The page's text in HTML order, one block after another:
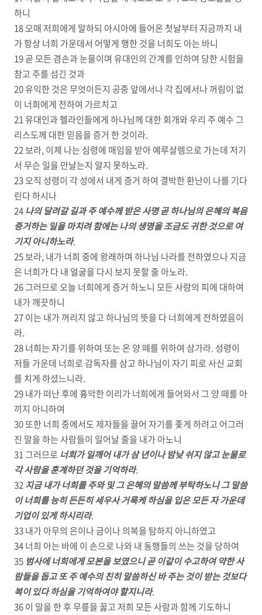
하니
18 오매 저희에게 말하되 아시아에 들어온 첫날부터 지금까지 내
가 항상 너희 가운데서 어떻게 행한 것을 너희도 아는 바니
19 곧 모든 겸손과 눈물이며 유대인의 간계를 인하여 당한 시험을
참고 주를 섬긴 것과
20 유익한 것은 무엇이든지 공중 앞에서나 각 집에서나 꺼림이 없
이 너희에게 전하여 가르치고
21 유대인과 헬라인들에게 하나님께 대한 회개와 우리 주 예수 그
리스도께 대한 믿음을 증거 한 것이라.
22 보라, 이제 나는 심령에 매임을 받아 예루살렘으로 가는데 저기
서 무슨 일을 만날는지 알지 못하노라.
23 오직 성령이 각 성에서 내게 증거 하여 결박한 환난이 나를 기다
린다 하시나
24 나의 달려갈 길과 주 예수께 받은 사명 곧 하나님의 은혜의 복음
증거하는 일을 마치려 함에는 나의 생명을 조금도 귀한 것으로 여
기지 아니하노라.
25 보라, 내가 너희 중에 왕래하며 하나님 나라를 전하였으나 지금
은 너희가 다 내 얼굴을 다시 보지 못할 줄 아노라.
26 그러므로 오늘 너희에게 증거 하노니 모든 사람의 피에 대하여
내가 깨끗하니
27 이는 내가 꺼리지 않고 하나님의 뜻을 다 너희에게 전하였음이
라.
28 너희는 자기를 위하여 또는 온 양 떼를 위하여 삼가라. 성령이
저들 가운데 너희로 감독자를 삼고 하나님이 자기 피로 사신 교회
를 치게 하셨느니라.
29 내가 떠난 후에 흉악한 이리가 너희에게 들어와서 그 양 떼를 아
끼지 아니하여
30 또한 너희 중에서도 제자들을 끌어 자기를 좇게 하려고 어그러
진 말을 하는 사람들이 일어날 줄을 내가 아노니
31 그러므로 너희가 일깨어 내가 삼 년이나 밤낮 쉬지 않고 눈물로
각 사람을 훈계하던 것을 기억하라.
32지금 내가 너희를 주와 및 그 은혜의 말씀께 부탁하노니 그 말씀
이 너희를 능히 든든히 세우사 거룩케 하심을 입은 모든 자 가운데
기업이 있게 하시리라.
33 내가 아무의 은이나 금이나 의복을 탐하지 아니하였고
34 너희 아는 바에 이 손으로 나와 내 동행들의 쓰는 것을 당하여
35 범사에 너희에게 모본을 보였으니 곧 이같이 수고하여 약한 사
람들을 돕고 또 주 예수의 친히 말씀하신 바 주는 것이 받는 것보다
복이 있다 하심을 기억하여야 할지니라.
36 이 말을 한 후 무릎을 꿇고 저희 모든 사람과 함께 기도하니